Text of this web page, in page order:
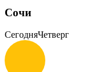
Сочи
СегодняЧетверг